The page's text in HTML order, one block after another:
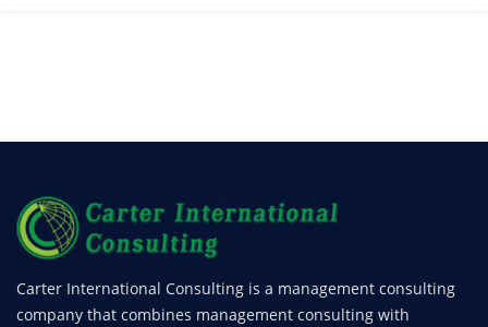
Carter International Consulting is a management consulting
company that combines management consulting with